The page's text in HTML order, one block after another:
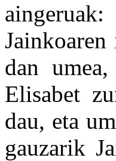
dan
Elisabet
dau, eta
gauzarik